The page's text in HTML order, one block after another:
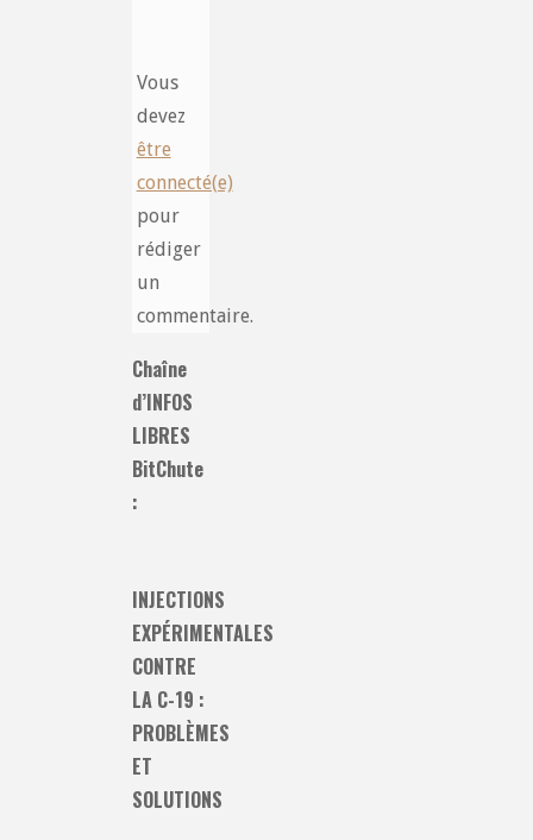
Vous
devez
être
connecté(e)
pour
rédiger
un
commentaire.
Chaîne
d’INFOS
LIBRES
BitChute
:
INJECTIONS
EXPÉRIMENTALES
CONTRE
LA C-19 :
PROBLÈMES
ET
SOLUTIONS